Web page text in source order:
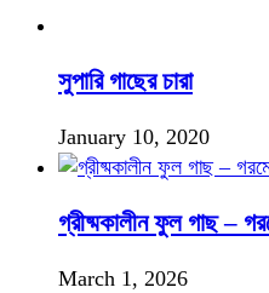
সুপারি গাছের চারা
January 10, 2020
গ্রীষ্মকালীন ফুল গাছ –
March 1, 2026